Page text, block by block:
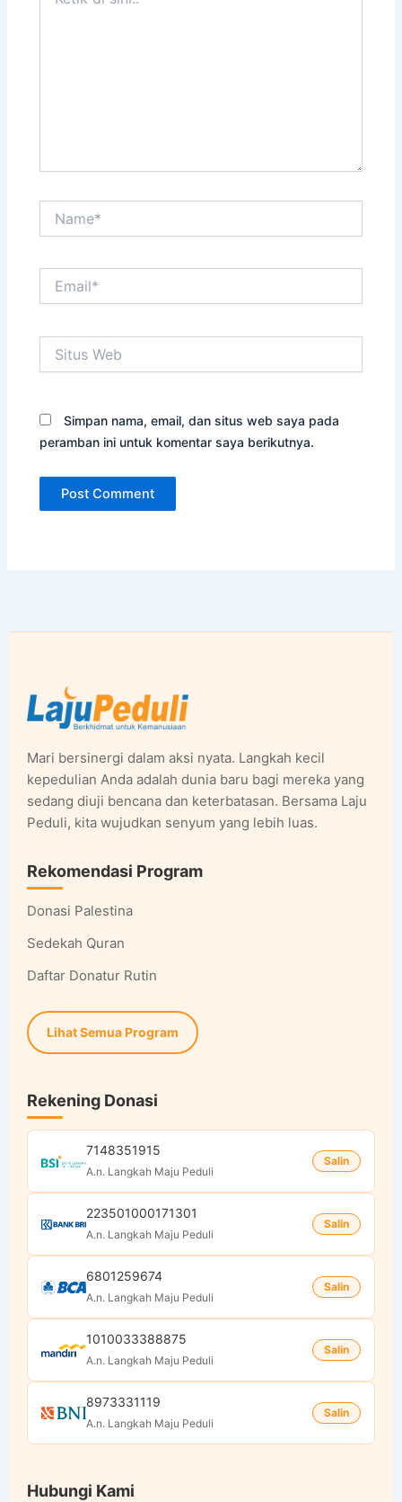
Web
Simpan nama, email, dan situs web saya pada
peramban ini untuk komentar saya berikutnya.
Mari bersinergi dalam aksi nyata. Langkah kecil
kepedulian Anda adalah dunia baru bagi mereka yang
sedang diuji bencana dan keterbatasan. Bersama Laju
Peduli, kita wujudkan senyum yang lebih luas.
Rekomendasi Program
Donasi Palestina
Sedekah Quran
Daftar Donatur Rutin
Lihat Semua Program
Rekening Donasi
7148351915
A.n. Langkah Maju Peduli
Salin
223501000171301
A.n. Langkah Maju Peduli
Salin
6801259674
A.n. Langkah Maju Peduli
Salin
1010033388875
A.n. Langkah Maju Peduli
Salin
8973331119
A.n. Langkah Maju Peduli
Salin
Hubungi Kami